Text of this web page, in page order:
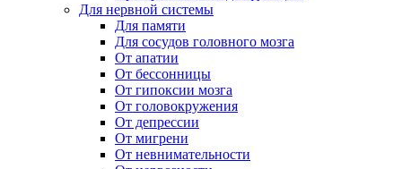
Для нервной системы
Для памяти
Для сосудов головного мозга
От апатии
От бессонницы
От гипоксии мозга
От головокружения
От депрессии
От мигрени
От невнимательности